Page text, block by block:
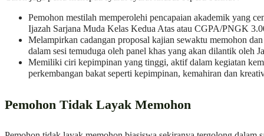
Pemohon mestilah memperolehi pencapaian akademik yang
Ijazah Sarjana Muda Kelas Kedua Atas atau CGPA/PNGK
Melampirkan cadangan proposal kajian sewaktu memohon
dalam sesi temuduga oleh panel khas yang akan dilantik oleh
Memiliki ciri kepimpinan yang tinggi, aktif dalam kegiatan
perkembangan bakat seperti kepimpinan, kemahiran dan
Pemohon Tidak Layak Memohon